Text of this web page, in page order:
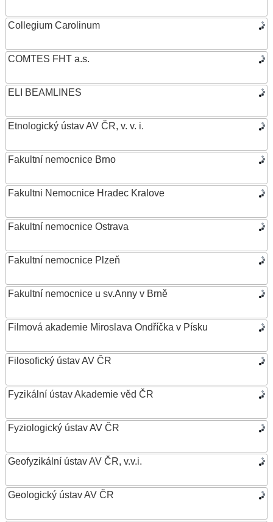
Collegium Carolinum
COMTES FHT a.s.
ELI BEAMLINES
Etnologický ústav AV ČR, v. v. i.
Fakultní nemocnice Brno
Fakultni Nemocnice Hradec Kralove
Fakultní nemocnice Ostrava
Fakultní nemocnice Plzeň
Fakultní nemocnice u sv.Anny v Brně
Filmová akademie Miroslava Ondříčka v Písku
Filosofický ústav AV ČR
Fyzikální ústav Akademie věd ČR
Fyziologický ústav AV ČR
Geofyzikální ústav AV ČR, v.v.i.
Geologický ústav AV ČR